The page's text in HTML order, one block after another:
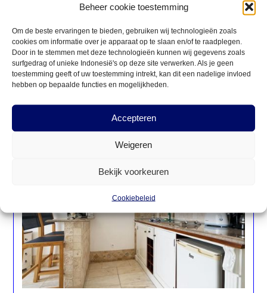
Beheer cookie toestemming
Om de beste ervaringen te bieden, gebruiken wij technologieën zoals
cookies om informatie over je apparaat op te slaan en/of te raadplegen.
Door in te stemmen met deze technologieën kunnen wij gegevens zoals
surfgedrag of unieke Indonesië's op deze site verwerken. Als je geen
toestemming geeft of uw toestemming intrekt, kan dit een nadelige invloed
hebben op bepaalde functies en mogelijkheden.
Accepteren
Weigeren
Bekijk voorkeuren
Cookiebeleid
Was dit niet de vakantie die je zocht? Bekijk dan eens
onderstaande aanbiedingen
Spanje